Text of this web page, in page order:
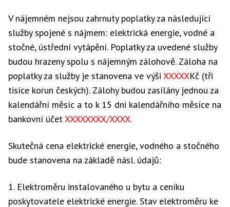
V nájemném nejsou zahrnuty poplatky za následující
služby spojené s nájmem: elektrická energie, vodné a
stočné, ústřední vytápění. Poplatky za uvedené služby
budou hrazeny spolu s nájemným zálohově. Záloha na
poplatky za služby je stanovena ve výši XXXXXKč (tři
tisíce korun českých). Zálohy budou zasílány jednou za
kalendářní měsíc a to k 15 dni kalendářního měsíce na
bankovní účetXXXXXXXX/XXXX.
Skutečná cena elektrické energie, vodného a stočného
bude stanovena na základě násl. údajů:
1. Elektroměru instalovaného u bytu a ceníku
poskytovatele elektrické energie. Stav elektroměru ke